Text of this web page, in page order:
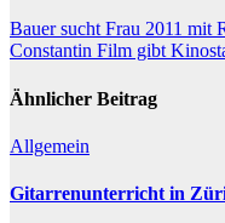
Bauer sucht Frau 2011 mit
Constantin Film gibt
Ähnlicher Beitrag
Allgemein
Gitarrenunterricht in